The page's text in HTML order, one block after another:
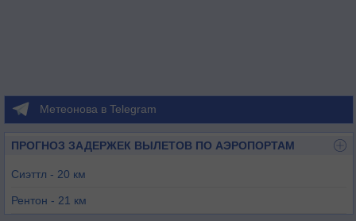
Метеонова в Telegram
ПРОГНОЗ ЗАДЕРЖЕК ВЫЛЕТОВ ПО АЭРОПОРТАМ
Сиэттл - 20 км
Рентон - 21 км